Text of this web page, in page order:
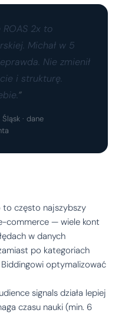
ROAS 2x to
Michał w 5
Nie zmienił
i strukturę.
Śląsk · dane
często najszybszy
commerce — wiele kont
w danych
po kategoriach
optymalizować
signals działa lepiej
czasu nauki (min. 6